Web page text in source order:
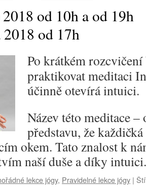
od 10h a od 19h
od 17h
Po krátkém
praktikovat meditaci
účinně otevírá intuici.
Název této meditace
představu, že
okem. Tato znalost k
naší duše a díky
lekce jógy, Pravidelné lekce jógy |